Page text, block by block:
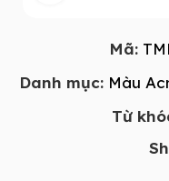
Mã:
Danh mục: Màu
Từ